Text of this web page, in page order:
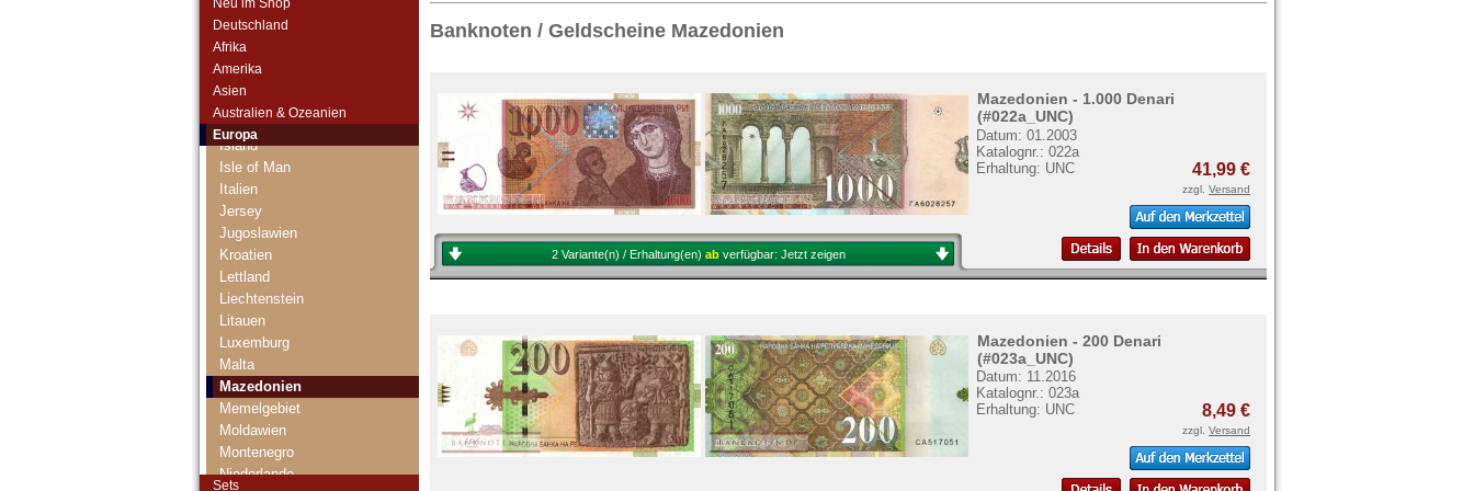
Siehier.
Deutschland
Afrika
Amerika
Asien
Australien & Ozeanien
Europa
Irland
Island
Isle of Man
Italien
Jersey
Jugoslawien
Kroatien
Lettland
Liechtenstein
Litauen
Luxemburg
Malta
Mazedonien
Memelgebiet
Moldawien
Montenegro
Niederlande
Sets
Banknoten / Geldscheine Mazedonien
Mazedonien - 1.000 Denari
(#022a_UNC)
Datum: 01.2003
Katalognr.: 022a
Erhaltung: UNC
41,99 €
zzgl. Versand
2 Variante(n) / Erhaltung(en) ab verfügbar: Jetzt zeigen
Mazedonien - 200 Denari
(#023a_UNC)
Datum: 11.2016
Katalognr.: 023a
Erhaltung: UNC
8,49 €
zzgl. Versand